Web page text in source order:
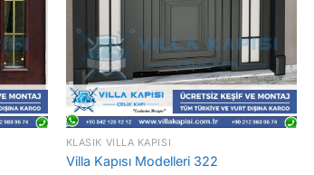
KLASIK VILLA KAPISI
Villa Kapısı Modelleri 322